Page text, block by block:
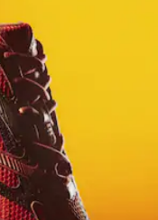
comfort
e leggera
g